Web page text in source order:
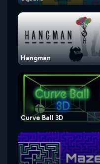
Hangman
Curve Ball 3D